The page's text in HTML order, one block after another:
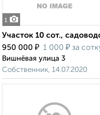
1
Участок 10 сот.,
950 000 ₽ 1 000 ₽ за
Вишнёвая улица 3
Собственник, 14.07.2020